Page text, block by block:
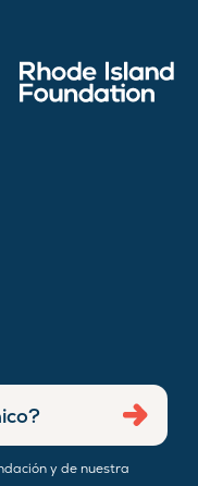
y de nuestra
Enviar